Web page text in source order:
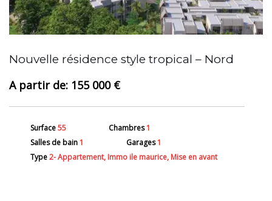
Nouvelle résidence style tropical – Nord
155 000 €
Surface55 Chambres1
Salles de bain1 Garages1
Type2- Appartement, Immo ile maurice, Mise en avant